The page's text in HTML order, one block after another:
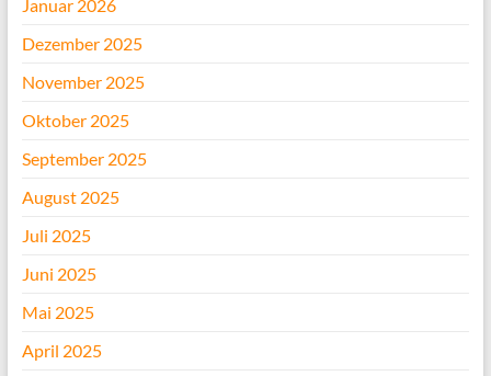
Januar 2026
Dezember 2025
November 2025
Oktober 2025
September 2025
August 2025
Juli 2025
Juni 2025
Mai 2025
April 2025